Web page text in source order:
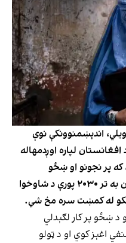
اندېښمنوونکې نوې
لپاره اوږدمهاله
که پر نجونو او ښځو
محدودیتونه دوام وکړي، افغانستان به تر ۲۰۳۰ پورې د شاوخوا
د ښځو پر کار لګېدلي
اغېز کوي او د ټولو